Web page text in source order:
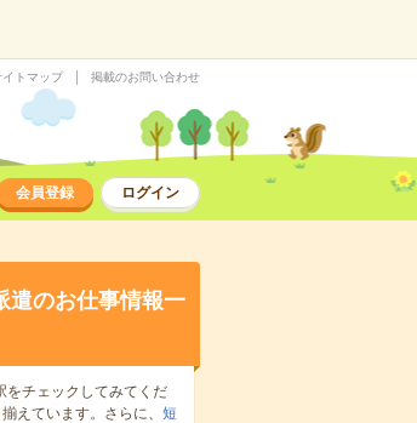
イトマップ 掲載のお問い合わせ
会員登録 ログイン
遣のお仕事情報一
をチェックしてみてくだ
えています。さらに、 短